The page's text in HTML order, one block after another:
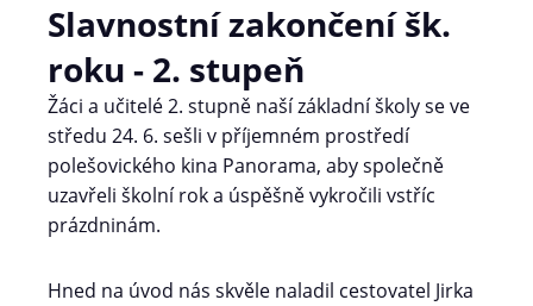
Slavnostní zakončení šk.
roku - 2. stupeň
Žáci a učitelé 2. stupně naší základní školy se ve
středu 24. 6. sešli v příjemném prostředí
polešovického kina Panorama, aby společně
uzavřeli školní rok a úspěšně vykročili vstříc
prázdninám.
Hned na úvod nás skvěle naladil cestovatel Jirka